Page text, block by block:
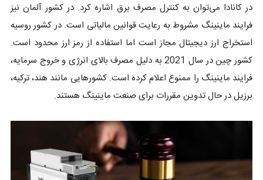
در کانادا می‌توان به کنترل مصرف برق اشاره کرد. در کشور آلمان نیز
فرایند ماینینگ مشروط به رعایت قوانین مالیاتی است. در کشور روسیه
استخراج ارز دیجیتال مجاز است اما استفاده از رمز ارز محدود است.
کشور چین در سال 2021 به دلیل مصرف بالای انرژی و خروج سرمایه،
فرایند ماینینگ را ممنوع اعلام کرده است. کشورهایی مانند هند، ترکیه،
برزیل در حال تدوین مقررات برای صنعت ماینینگ هستند.